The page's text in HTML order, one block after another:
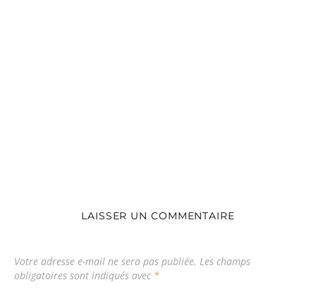
LAISSER UN COMMENTAIRE
Votre adresse e-mail ne sera pas publiée. Les champs
obligatoires sont indiqués avec *